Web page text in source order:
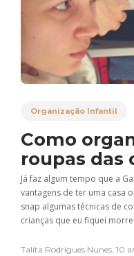
Organização Infantil
Como
roupas das
Já faz algum tempo que a
vantagens de ter uma casa
snap algumas técnicas de
crianças que eu fiquei
Talita Rodrigues Nunes, 10